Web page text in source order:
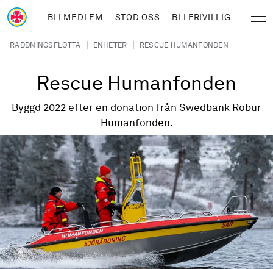
Hoppa till huvudinnehåll
BLI MEDLEM STÖD OSS BLI FRIVILLIG
Länkstig
RÄDDNINGSFLOTTA | ENHETER | RESCUE HUMANFONDEN
Rescue Humanfonden
Byggd 2022 efter en donation från Swedbank Robur
Humanfonden.